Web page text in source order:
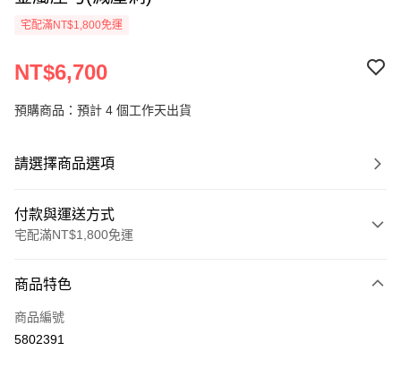
宅配滿NT$1,800免運
NT$6,700
預購商品：預計 4 個工作天出貨
請選擇商品選項
付款與運送方式
宅配滿NT$1,800免運
信用卡一次付款
信用卡分期付款
商品特色
商品編號
5802391